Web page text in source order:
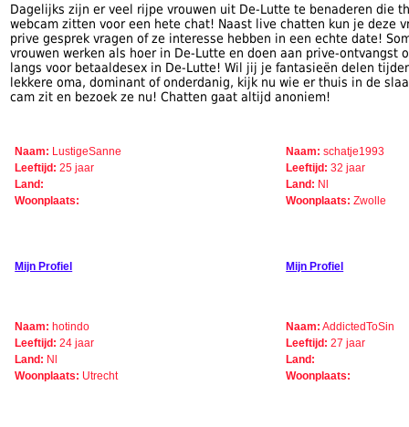
Dagelijks zijn er veel rijpe vrouwen uit De-Lutte te benaderen die
webcam zitten voor een hete chat! Naast live chatten kun je deze
prive gesprek vragen of ze interesse hebben in een echte date!
vrouwen werken als hoer in De-Lutte en doen aan prive-ontvangst
langs voor betaaldesex in De-Lutte! Wil jij je fantasieën delen
lekkere oma, dominant of onderdanig, kijk nu wie er thuis in de
cam zit en bezoek ze nu! Chatten gaat altijd anoniem!
Naam: LustigeSanne
Leeftijd: 25 jaar
Land:
Woonplaats:
Mijn Profiel
Naam: schatje1993
Leeftijd: 32 jaar
Land: Nl
Woonplaats: Zwolle
Mijn Profiel
Naam: hotindo
Leeftijd: 24 jaar
Land: Nl
Woonplaats: Utrecht
Naam: AddictedToSin
Leeftijd: 27 jaar
Land:
Woonplaats: